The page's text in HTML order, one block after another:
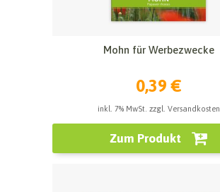
Mohn für Werbezwecke
0,39 €
inkl. 7% MwSt. zzgl. Versandkosten
Zum Produkt